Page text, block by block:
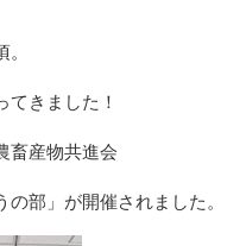
てきました！
畜産物共進会
の部」が開催されました。